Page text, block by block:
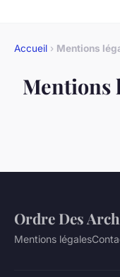
Accueil › Mentions
Mentions
Ordre Des
Mentions légales